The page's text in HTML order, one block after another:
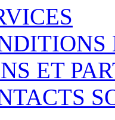
ET